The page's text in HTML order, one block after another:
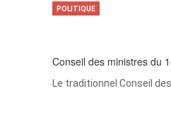
Conseil des ministres du
Le traditionnel Conseil
POLITIQUE